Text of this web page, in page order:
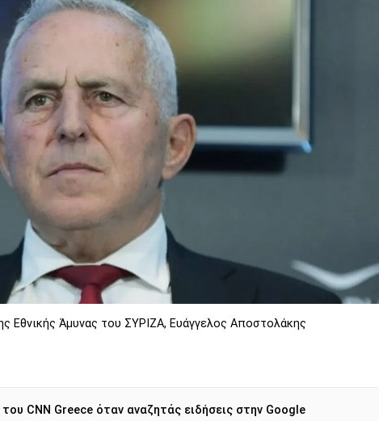
Εθνικής Άμυνας του ΣΥΡΙΖΑ, Ευάγγελος Αποστολάκης
CNN Greece όταν αναζητάς ειδήσεις στην Google